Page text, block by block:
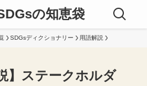
の知恵袋
SDGsディクショナリー 用語解説
】ステークホルダ